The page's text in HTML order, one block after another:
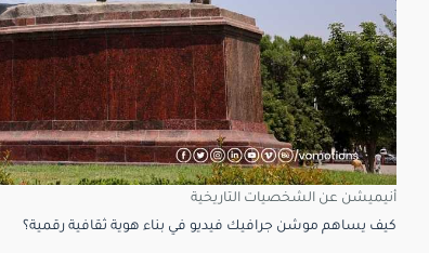
أنيميشن عن الشخصيات التاريخية
كيف يساهم موشن جرافيك فيديو في بناء هوية ثقافية رقمية؟